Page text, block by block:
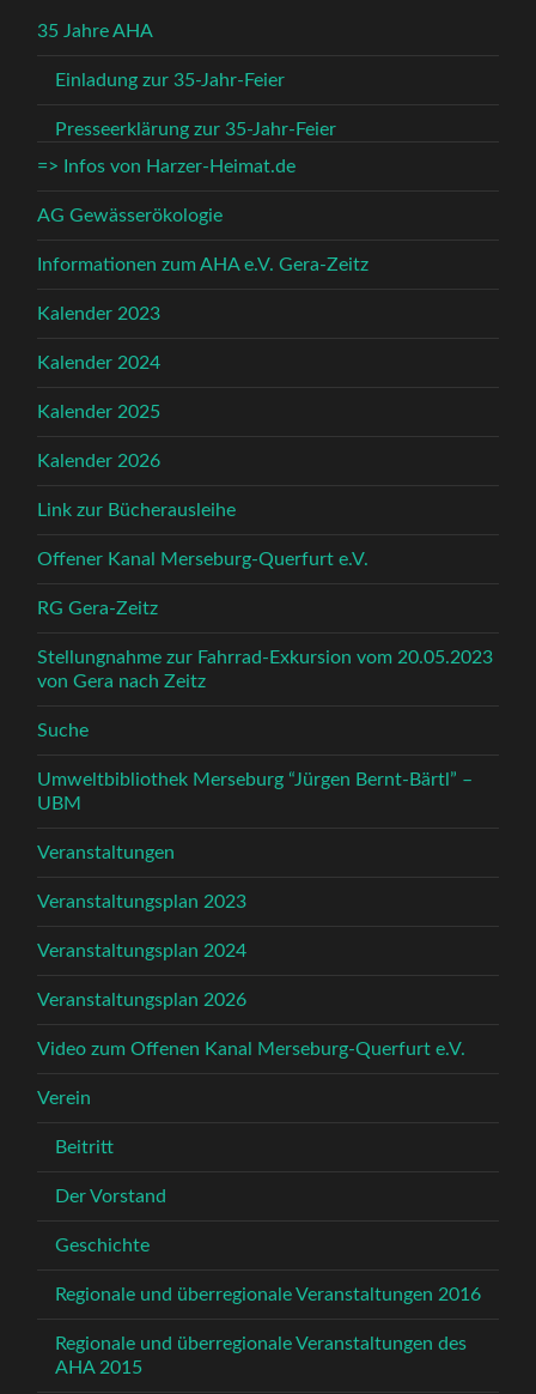
35 Jahre AHA
Einladung zur 35-Jahr-Feier
Presseerklärung zur 35-Jahr-Feier
=> Infos von Harzer-Heimat.de
AG Gewässerökologie
Informationen zum AHA e.V. Gera-Zeitz
Kalender 2023
Kalender 2024
Kalender 2025
Kalender 2026
Link zur Bücherausleihe
Offener Kanal Merseburg-Querfurt e.V.
RG Gera-Zeitz
Stellungnahme zur Fahrrad-Exkursion vom 20.05.2023
von Gera nach Zeitz
Suche
Umweltbibliothek Merseburg “Jürgen Bernt-Bärtl” –
UBM
Veranstaltungen
Veranstaltungsplan 2023
Veranstaltungsplan 2024
Veranstaltungsplan 2026
Video zum Offenen Kanal Merseburg-Querfurt e.V.
Verein
Beitritt
Der Vorstand
Geschichte
Regionale und überregionale Veranstaltungen 2016
Regionale und überregionale Veranstaltungen des
AHA 2015